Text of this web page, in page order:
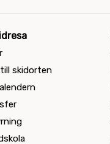
skidorten